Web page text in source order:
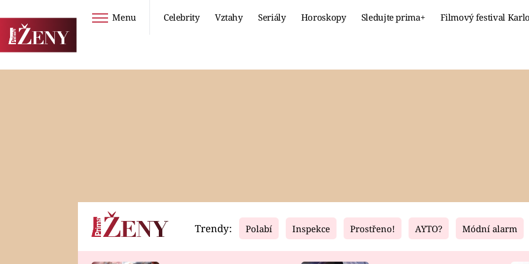
Menu Celebrity Vztahy Seriály Horoskopy Sledujte prima+ Filmový festival
Horoskopy Video Fresh Living
Trendy: Polabí Inspekce Prostřeno! AYTO? Módní alarm